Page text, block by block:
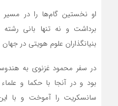
او نخستین گام‌ها را در
برداشت و نه تنها بانی
بنیانگذاران علوم هویتی در
در سفر محمود غزنوی به
بود و در آنجا با حکما و
سانسکریت را آموخت و با